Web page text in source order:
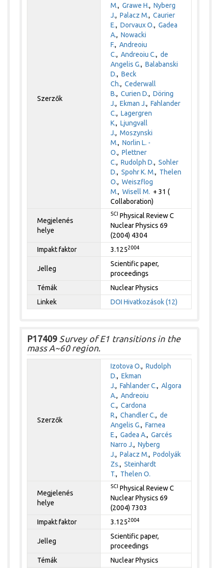
Szerzők
M.,Grawe H.,Nyberg
J.,Palacz M.,Caurier
E.,Dorvaux O.,Gadea
A.,Nowacki
F.,Andreoiu
C.,Andreoiu C.,de
Angelis G.,Balabanski
D.,Beck
Ch.,Cederwall
B.,Curien D.,Döring
J.,Ekman J.,Fahlander
C.,Lagergren
K.,Ljungvall
J.,Moszynski
M.,Norlin L. -
O.,Plettner
C.,Rudolph D.,Sohler
D.,Spohr K. M., Thelen
O.,Weiszflog
M.,Wisell M. + 31 (
Collaboration)
Megjelenés
helye
SCI Physical Review C
Nuclear Physics 69
(2004) 4304
Impakt faktor
3.1252004
Jelleg
Scientific paper,
proceedings
Témák
Nuclear Physics
Linkek
DOI Hivatkozások (12)
P17409 Survey of E1 transitions in the
mass A~60 region.
Szerzők
Izotova O.,Rudolph
D.,Ekman
J.,Fahlander C.,Algora
A.,Andreoiu
C.,Cardona
R.,Chandler C.,de
Angelis G.,Farnea
E.,Gadea A.,Garcés
Narro J.,Nyberg
J.,Palacz M.,Podolyák
Zs.,Steinhardt
T., Thelen O.
Megjelenés
helye
SCI Physical Review C
Nuclear Physics 69
(2004) 7303
Impakt faktor
3.1252004
Jelleg
Scientific paper,
proceedings
Témák
Nuclear Physics